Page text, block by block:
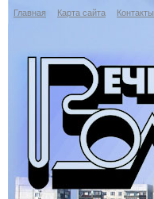
Главная Карта сайта Контакты